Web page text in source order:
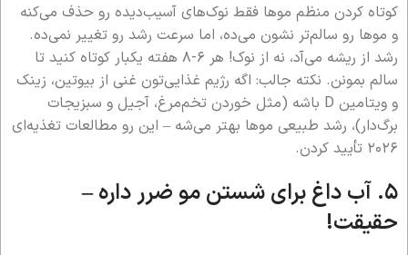
کوتاه کردن منظم موها فقط نوک‌های آسیب‌دیده رو حذف می‌کنه
و موها رو سالم‌تر نشون می‌ده، اما سرعت رشد رو تغییر نمی‌ده.
رشد از ریشه می‌آد، نه از نوک! هر ۶-۸ هفته یکبار کوتاه کنید تا
سالم بمونن. نکته جالب: اگه رژیم غذایی‌تون غنی از بیوتین، زینک
و ویتامین D باشه (مثل خوردن تخم‌مرغ، آجیل و سبزیجات
برگ‌دار)، رشد طبیعی موها بهتر می‌شه – این رو مطالعات تغذیه‌ای
۲۰۲۶ تأیید کردن.
۵. آب داغ برای شستن مو ضرر داره –
حقیقت!